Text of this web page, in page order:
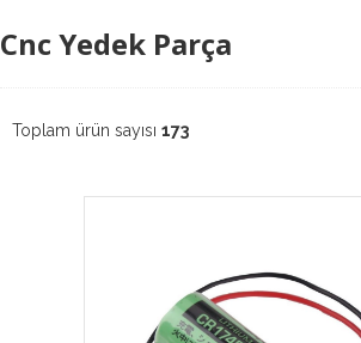
Cnc Yedek Parça
Toplam ürün sayısı 173